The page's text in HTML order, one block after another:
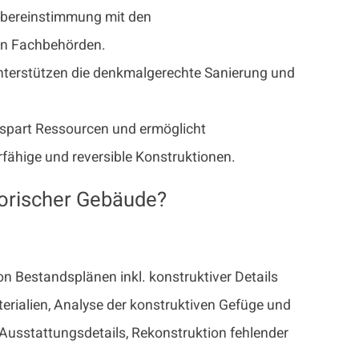
mit den
Fachbehörden.
die denkmalgerechte Sanierung und
Ressourcen und ermöglicht
und reversible Konstruktionen.
Gebäude?
Bestandsplänen inkl. konstruktiver Details
Analyse der konstruktiven Gefüge und
Rekonstruktion fehlender